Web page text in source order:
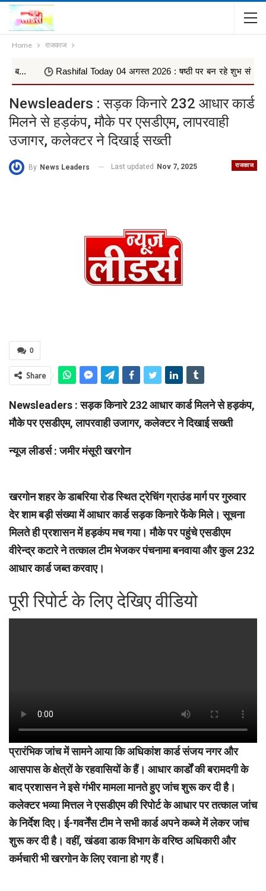
Home राजकाज
Rashifal Today 04 अगस्त 2026 : षष्ठी पर बन रहे शुभ संयोग, जानिए
Newsleaders : सड़क किनारे 232 आधार कार्ड
मिलने से हड़कंप, मौके पर एसडीएम, लापरवाही
उजागर, कलेक्टर ने दिखाई सख्ती
राजकाज
By News Leaders Last updated Nov 7, 2025
0
Share
Newsleaders : सड़क किनारे 232 आधार कार्ड मिलने से हड़कंप,
मौके पर एसडीएम, लापरवाही उजागर, कलेक्टर ने दिखाई सख्ती
न्यूज लीडर्स : जमीर मंसूरी खरगोन
खरगोन शहर के डाबरिया रोड स्थित ट्रेचिंग ग्राउंड मार्ग पर गुरुवार
देर शाम बड़ी संख्या में आधार कार्ड सड़क किनारे फेंके मिले। सूचना
मिलते ही प्रशासन में हड़कंप मच गया। मौके पर पहुंचे एसडीएम
वीरेन्द्र कटारे ने तत्काल टीम भेजकर पंचनामा बनवाया और कुल 232
आधार कार्ड जब्त करवाए।
पूरी रिपोर्ट के लिए देखिए वीडियो
प्रारंभिक जांच में सामने आया कि अधिकांश कार्ड संजय नगर और
आसपास के क्षेत्रों के रहवासियों के हैं। आधार कार्डों की बरामदगी के
बाद प्रशासन ने इसे गंभीर मामला मानते हुए जांच शुरू कर दी है।
कलेक्टर भव्या मित्तल ने एसडीएम की रिपोर्ट के आधार पर तत्काल जांच
के निर्देश दिए। ई-गवर्नेंस टीम ने सभी कार्ड अपने कब्जे में लेकर जांच
शुरू कर दी है। वहीं, खंडवा डाक विभाग के वरिष्ठ अधिकारी और
कर्मचारी भी खरगोन के लिए रवाना हो गए हैं।